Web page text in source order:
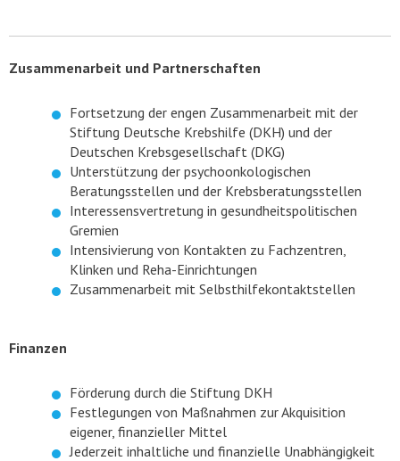
Zusammenarbeit und Partnerschaften
Fortsetzung der engen Zusammenarbeit mit der
Stiftung Deutsche Krebshilfe (DKH) und der
Deutschen Krebsgesellschaft (DKG)
Unterstützung der psychoonkologischen
Beratungsstellen und der Krebsberatungsstellen
Interessensvertretung in gesundheitspolitischen
Gremien
Intensivierung von Kontakten zu Fachzentren,
Klinken und Reha-Einrichtungen
Zusammenarbeit mit Selbsthilfekontaktstellen
Finanzen
Förderung durch die Stiftung DKH
Festlegungen von Maßnahmen zur Akquisition
eigener, finanzieller Mittel
Jederzeit inhaltliche und finanzielle Unabhängigkeit